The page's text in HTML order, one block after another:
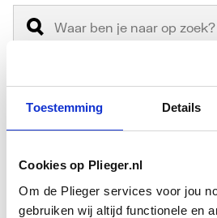
Toestemming Details
Cookies op Plieger.nl
Om de Plieger services voor jou
gebruiken wij altijd functionele en
Materiaal Glas
Uitvoeringsvorm